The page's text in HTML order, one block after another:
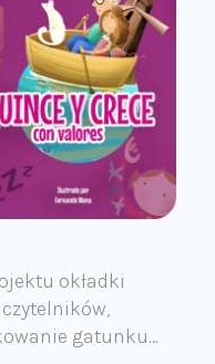
okładki
gatunku…